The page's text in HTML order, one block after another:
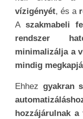
vízigényét, és a
A szakmabeli
rendszer
minimalizálja a
mindig
Ehhez gyakran
hozzájárulnak a